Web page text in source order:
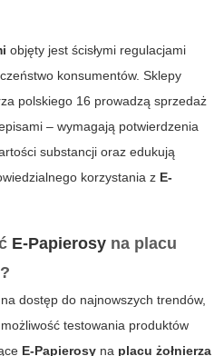
objęty jest ścisłymi regulacjami
konsumentów. Sklepy
polskiego 16 prowadzą sprzedaż
– wymagają potwierdzenia
substancji oraz edukują
korzystania z E-
E-Papierosy na placu
dostęp do najnowszych trendów,
testowania produktów
E-Papierosy na placu żołnierza